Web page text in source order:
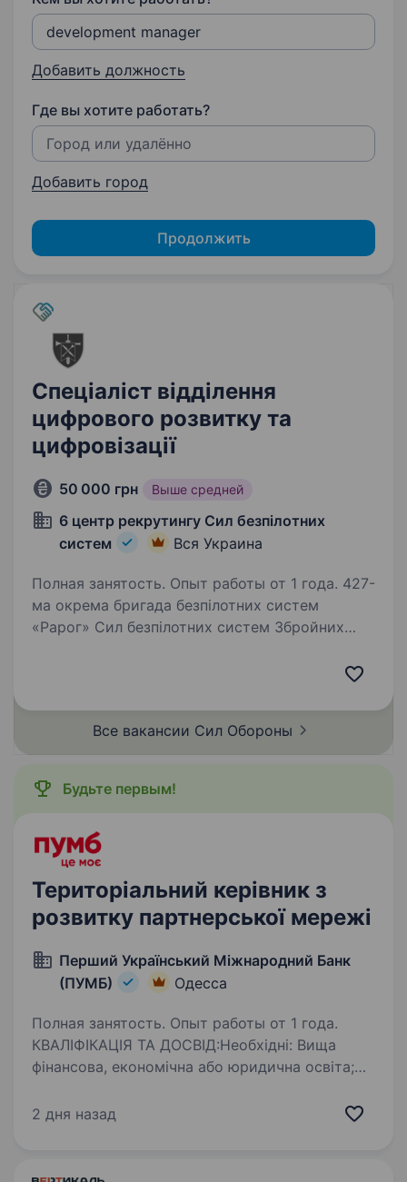
Добавить должность
Где вы хотите работать?
Добавить город
Продолжить
Спеціаліст відділення
цифрового розвитку та
цифровізації
50 000 грн Выше средней
6 центр рекрутингу Сил безпілотних
систем
Вся Украина
Полная занятость. Опыт работы от 1 года. 427-
ма окрема бригада безпілотних систем
«Рарог» Сил безпілотних систем Збройних
«літаючих» підрозділів Сил оборони України за
Все вакансии Сил Обороны
Будьте первым!
Територіальний керівник з
розвитку партнерської мережі
Перший Український Міжнародний Банк
(ПУМБ)
Одесса
Полная занятость. Опыт работы от 1 года.
КВАЛІФІКАЦІЯ ТА ДОСВІД:Необхідні: Вища
фінансова, економічна або юридична освіта;
бізнесі; Хороші навички комунікацій
2 дня назад